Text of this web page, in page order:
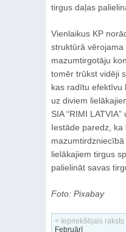
tirgus daļas
Vienlaikus KP
struktūrā
mazumtirgotāju
tomēr trūkst vidēji
kas radītu efektīvu
uz diviem
SIA “RIMI LATVIA”
Iestāde paredz,
lielākajiem tirgus
palielināt savas
Foto: Pixabay
< Iepriekšējais raksts
Februārī